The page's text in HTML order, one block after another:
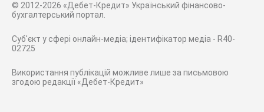
© 2012-2026 «Дебет-Кредит» Український фінансово-
бухгалтерський портал.
Суб'єкт у сфері онлайн-медіа; ідентифікатор медіа - R40-
02725
Використання публікацій можливе лише за письмовою
згодою редакції «Дебет-Кредит»